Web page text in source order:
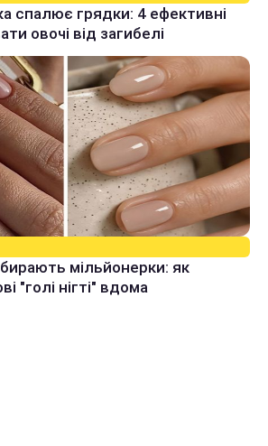
спалює грядки: 4 ефективні
овочі від загибелі
мільйонерки: як
"голі нігті" вдома